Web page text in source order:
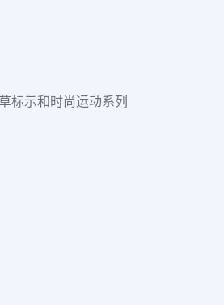
标示和时尚运动系列